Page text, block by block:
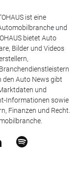
ist eine
und
bietet Auto
Bilder und Videos
den Auto News gibt
und
Informationen sowie
Finanzen und Recht.